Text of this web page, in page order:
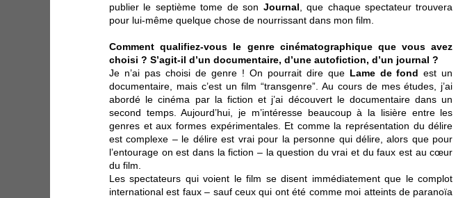
publier le septième tome de son Journal , que chaque spectateur trouvera
pour lui-même quelque chose de nourrissant dans mon film.
Comment qualifiez-vous le genre cinématographique que vous avez
choisi ? S’agit-il d’un documentaire, d’une autofiction, d’un journal ?
Je n’ai pas choisi de genre ! On pourrait dire que Lame de fond est un
documentaire, mais c’est un film “transgenre”. Au cours de mes études, j’ai
abordé le cinéma par la fiction et j’ai découvert le documentaire dans un
second temps. Aujourd’hui, je m’intéresse beaucoup à la lisière entre les
genres et aux formes expérimentales. Et comme la représentation du délire
est complexe – le délire est vrai pour la personne qui délire, alors que pour
l’entourage on est dans la fiction – la question du vrai et du faux est au cœur
du film.
Les spectateurs qui voient le film se disent immédiatement que le complot
international est faux – sauf ceux qui ont été comme moi atteints de paranoïa